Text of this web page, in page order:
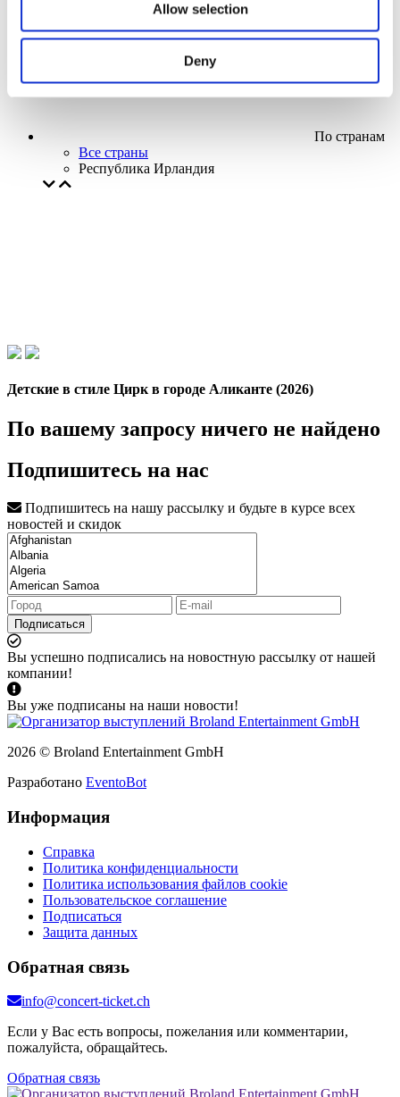
Allow selection
Deny
По странам
Все страны
Республика Ирландия
Детские в стиле Цирк в городе Аликанте (2026)
По вашему запросу ничего не найдено
Подпишитесь на нас
Подпишитесь на нашу рассылку и будьте в курсе всех
новостей и скидок
Подписаться
Вы успешно подписались на новостную рассылку от нашей
компании!
Вы уже подписаны на наши новости!
2026 © Broland Entertainment GmbH
Разработано EventoBot
Информация
Справка
Политика конфиденциальности
Политика использования файлов cookie
Пользовательское соглашение
Подписаться
Защита данных
Обратная связь
info@concert-ticket.ch
Если у Вас есть вопросы, пожелания или комментарии,
пожалуйста, обращайтесь.
Обратная связь